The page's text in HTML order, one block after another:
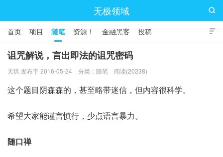
无极领域

首页 项目 随笔 资源！ 金融黑客 投稿

诅咒解说，言出即法的诅咒密码
天玑 发布于 2016-05-24 分类： 随笔 阅读(20238)
这个题目阴森森的，甚至略带迷信，但内容很科学。
希望大家能谨言慎行，少点语言暴力。
随口禅